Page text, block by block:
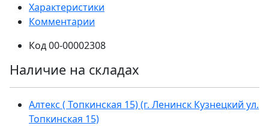
Характеристики
Комментарии
Код00-00002308
Наличие на складах
Алтекс ( Топкинская 15) (г. Ленинск Кузнецкий ул.
Топкинская 15)